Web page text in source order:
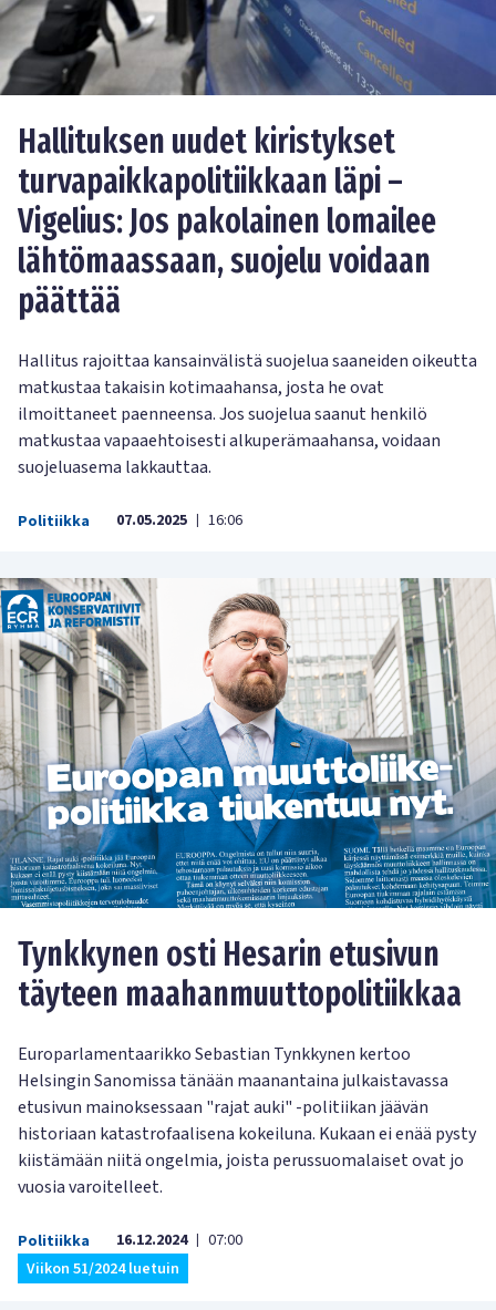
Hallituksen uudet kiristykset
turvapaikkapolitiikkaan läpi –
Vigelius: Jos pakolainen lomailee
lähtömaassaan, suojelu voidaan
päättää
Hallitus rajoittaa kansainvälistä suojelua saaneiden oikeutta
matkustaa takaisin kotimaahansa, josta he ovat
ilmoittaneet paenneensa. Jos suojelua saanut henkilö
matkustaa vapaaehtoisesti alkuperämaahansa, voidaan
suojeluasema lakkauttaa.
Politiikka 07.05.2025 | 16:06
Tynkkynen osti Hesarin etusivun
täyteen maahanmuuttopolitiikkaa
Europarlamentaarikko Sebastian Tynkkynen kertoo
Helsingin Sanomissa tänään maanantaina julkaistavassa
etusivun mainoksessaan "rajat auki" -politiikan jäävän
historiaan katastrofaalisena kokeiluna. Kukaan ei enää pysty
kiistämään niitä ongelmia, joista perussuomalaiset ovat jo
vuosia varoitelleet.
Politiikka 16.12.2024 | 07:00
Viikon 51/2024 luetuin